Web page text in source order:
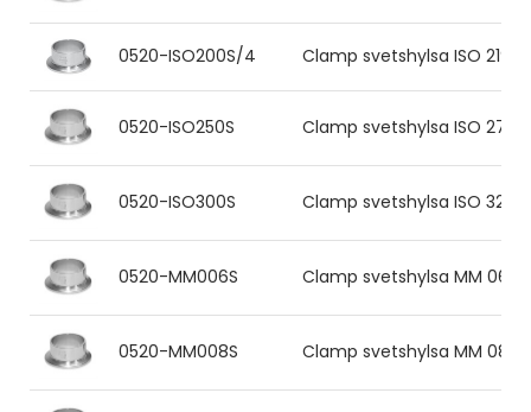
0520-ISO200S/4 Clamp svetshylsa ISO
0520-ISO250S Clamp svetshylsa ISO
0520-ISO300S Clamp svetshylsa ISO
0520-MM006S Clamp svetshylsa MM
0520-MM008S Clamp svetshylsa MM